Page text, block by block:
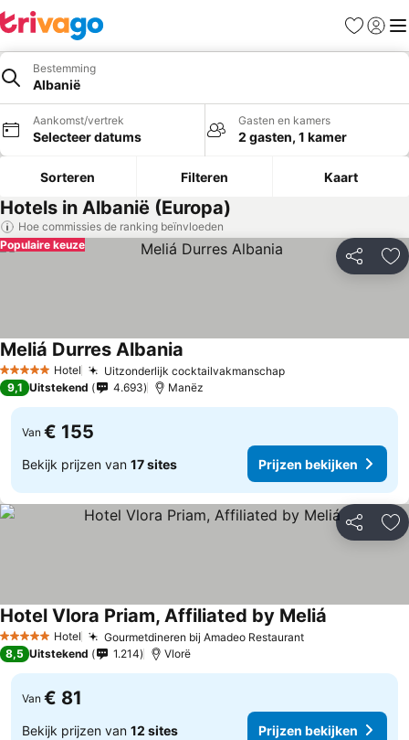
Favorieten
Bestemming
Albanië
Aankomst/vertrek
Selecteer datums
Gasten en kamers
2 gasten, 1 kamer
Sorteren Filteren Kaart
Hotels in Albanië (Europa)
Hoe commissies de ranking beïnvloeden
Delen
Populaire keuze
5 Sterren Hotel Uitzonderlijk cocktailvakmanschap
Meliá Durres Albania
9,1 Uitstekend 4.693 Manëz
Van € 155
Bekijk prijzen van 17 sites Prijzen bekijken
Delen
5 Sterren Hotel Gourmetdineren bij Amadeo Restaurant
Hotel Vlora Priam, Affiliated by Meliá
8,5 Uitstekend 1.214 Vlorë
Van € 81
Bekijk prijzen van 12 sites Prijzen bekijken